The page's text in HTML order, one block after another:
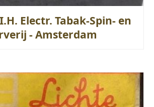
Electr. Tabak-Spin- en
- Amsterdam